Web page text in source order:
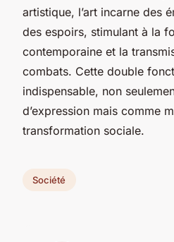
artistique, l’art incarne des
des espoirs, stimulant à la
contemporaine et la
combats. Cette double
indispensable, non
d’expression mais comme
transformation sociale.
Société